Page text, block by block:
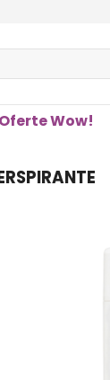
Oferte Wow!